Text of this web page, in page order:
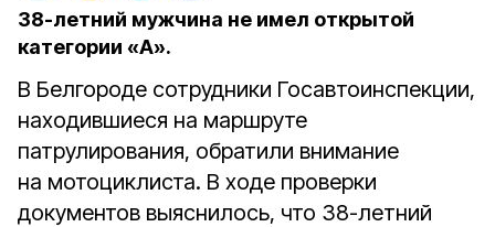
38-летний мужчина не имел открытой
категории «А».
В Белгороде сотрудники Госавтоинспекции,
находившиеся на маршруте
патрулирования, обратили внимание
на мотоциклиста. В ходе проверки
документов выяснилось, что 38-летний